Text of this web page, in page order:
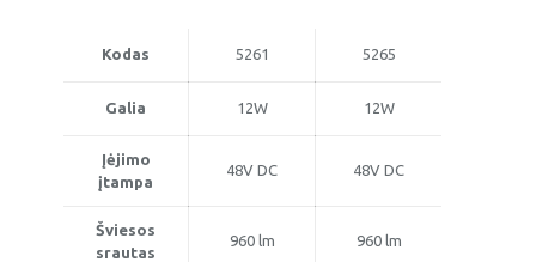
OPTONICAKodas 5261 5265
Galia 12W 12W
Įėjimo
įtampa
48V DC 48V DC
Šviesos
srautas
960 lm 960 lm